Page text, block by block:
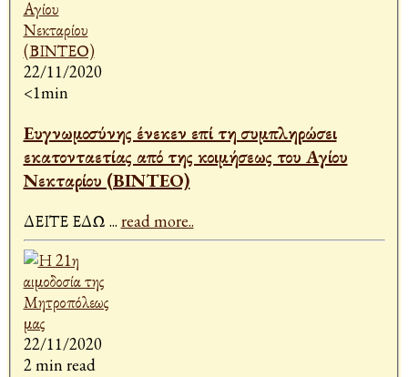
22/11/2020
<1min
Ευγνωμοσύνης ένεκεν επί τη συμπληρώσει
εκατονταετίας από της κοιμήσεως του Αγίου
Νεκταρίου (ΒΙΝΤΕΟ)
ΔΕΙΤΕ ΕΔΩ ... read more..
22/11/2020
2 min read